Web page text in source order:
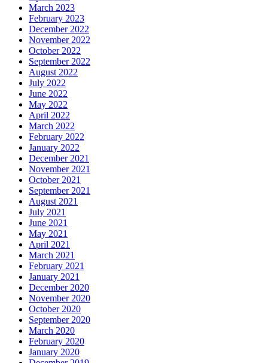
March 2023
February 2023
December 2022
November 2022
October 2022
September 2022
August 2022
July 2022
June 2022
May 2022
April 2022
March 2022
February 2022
January 2022
December 2021
November 2021
October 2021
September 2021
August 2021
July 2021
June 2021
May 2021
April 2021
March 2021
February 2021
January 2021
December 2020
November 2020
October 2020
September 2020
March 2020
February 2020
January 2020